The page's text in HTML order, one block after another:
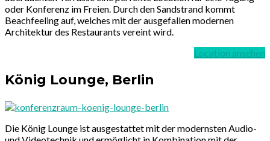
oder Konferenz im Freien. Durch den Sandstrand kommt
Beachfeeling auf, welches mit der ausgefallen modernen
Architektur des Restaurants vereint wird.
Location ansehen
König Lounge, Berlin
Die König Lounge ist ausgestattet mit der modernsten Audio-